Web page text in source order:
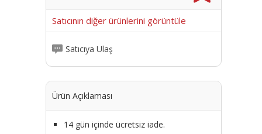
Satıcının diğer ürünlerini görüntüle
Satıcıya Ulaş
Ürün Açıklaması
14 gün içinde ücretsiz iade.